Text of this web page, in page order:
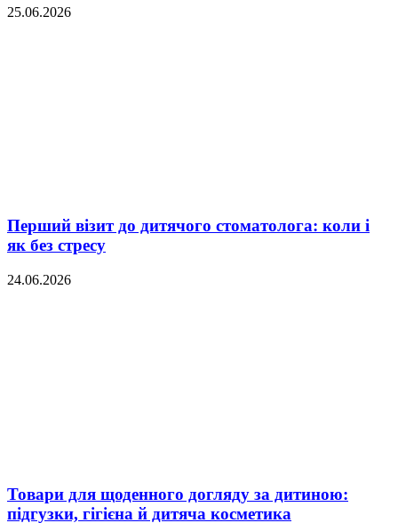
25.06.2026
Перший візит до дитячого стоматолога: коли і
як без стресу
24.06.2026
Товари для щоденного догляду за дитиною:
підгузки, гігієна й дитяча косметика